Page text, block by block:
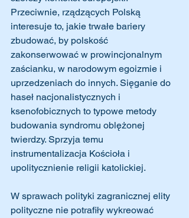
Przeciwnie, rządzących Polską
interesuje to, jakie trwałe bariery
zbudować, by polskość
zakonserwować w prowincjonalnym
zaścianku, w narodowym egoizmie i
uprzedzeniach do innych. Sięganie do
haseł nacjonalistycznych i
ksenofobicznych to typowe metody
budowania syndromu oblężonej
twierdzy. Sprzyja temu
instrumentalizacja Kościoła i
upolitycznienie religii katolickiej.
W sprawach polityki zagranicznej elity
polityczne nie potrafiły wykreować